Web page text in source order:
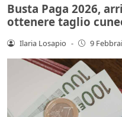
Busta Paga 2026,
ottenere taglio
Ilaria Losapio - 9